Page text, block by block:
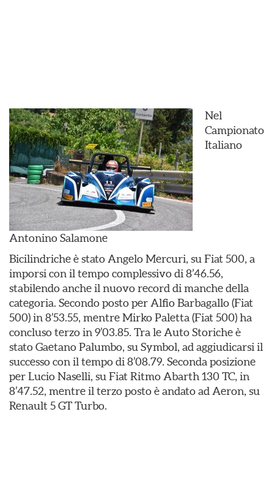
Antonino Salamone
Nel
Campionato
Italiano
Bicilindriche è stato Angelo Mercuri, su Fiat 500, a
imporsi con il tempo complessivo di 8’46.56,
stabilendo anche il nuovo record di manche della
categoria. Secondo posto per Alfio Barbagallo (Fiat
500) in 8’53.55, mentre Mirko Paletta (Fiat 500) ha
concluso terzo in 9’03.85. Tra le Auto Storiche è
stato Gaetano Palumbo, su Symbol, ad aggiudicarsi il
successo con il tempo di 8’08.79. Seconda posizione
per Lucio Naselli, su Fiat Ritmo Abarth 130 TC, in
8’47.52, mentre il terzo posto è andato ad Aeron, su
Renault 5 GT Turbo.